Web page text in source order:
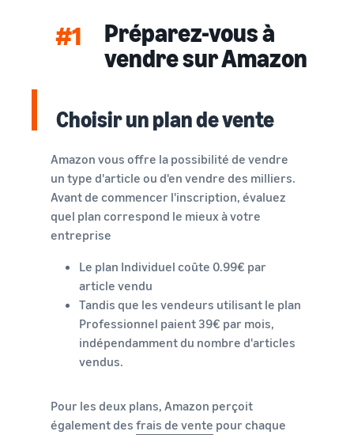
une
entreprise
croissance
vous être le
prochain?
d'expédition
pour vos
produits à
bas prix
Découvrez les
tarifs Prix bas
Expédié par
Amazon pour les
dont le prix est
inférieur ou égal à
€20.
marque
d'outils de
des
avantages de
protection
Trouvez votre
catégorie de produits
Comment vendre de la
nourriture pour
Développez votre
entreprise d'aliments pour
animaux
Comment vendre des
alimentaires en ligne
Développez vos ventes de
compléments alimentaires
Comment vendre des
clients du monde entier
#1
Préparez-vous à
vendre sur Amazon
Choisir un plan de vente
Amazon vous offre la possibilité de vendre
un type d'article ou d'en vendre des milliers.
Avant de commencer l'inscription, évaluez
quel plan correspond le mieux à votre
entreprise
Le plan Individuel coûte 0.99€ par
article vendu
Tandis que les vendeurs utilisant le plan
Professionnel paient 39€ par mois,
indépendamment du nombre d'articles
vendus.
Pour les deux plans, Amazon perçoit
également des frais de vente pour chaque